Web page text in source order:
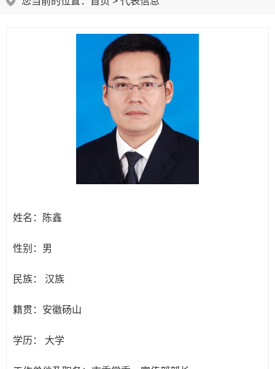
姓名： 陈鑫
性别： 男
民族： 汉族
籍贯： 安徽砀山
学历： 大学